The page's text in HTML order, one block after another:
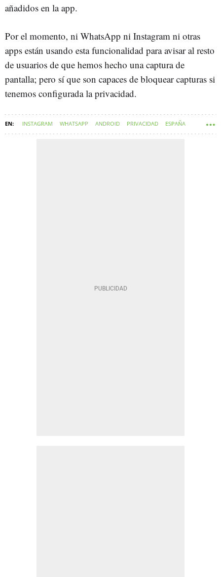
añadidos en la app.
Por el momento, ni WhatsApp ni Instagram ni otras
apps están usando esta funcionalidad para avisar al resto
de usuarios de que hemos hecho una captura de
pantalla; pero sí que son capaces de bloquear capturas si
tenemos configurada la privacidad.
INSTAGRAM WHATSAPP ANDROID PRIVACIDAD ESPAÑA